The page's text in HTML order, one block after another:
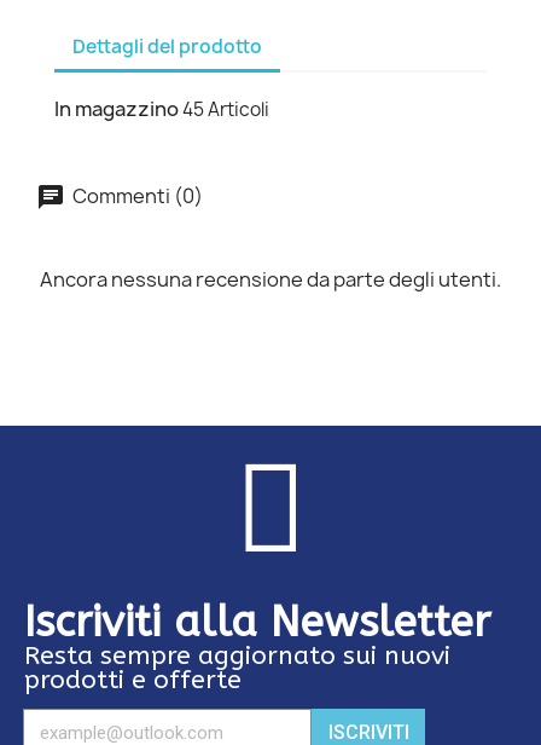
Dettagli del prodotto
In magazzino45 Articoli
Commenti (0)
Ancora nessuna recensione da parte degli utenti.
Iscriviti alla Newsletter
Resta sempre aggiornato sui nuovi
prodotti e offerte
ISCRIVITI